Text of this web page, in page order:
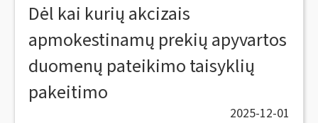
Dėl kai kurių akcizais
apmokestinamų prekių apyvartos
duomenų pateikimo taisyklių
pakeitimo
2025-12-01